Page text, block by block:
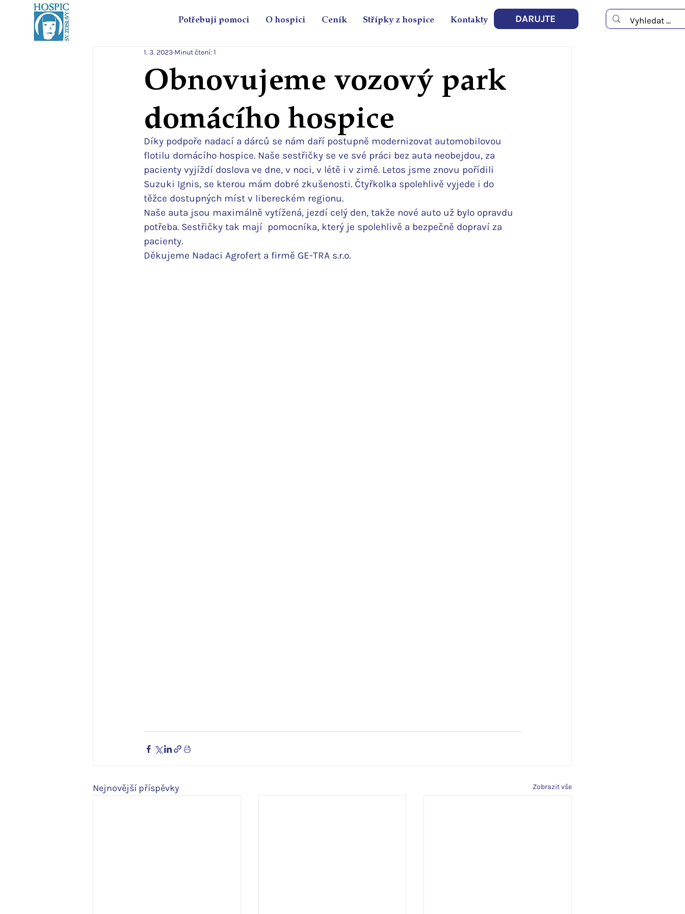
Potřebuji pomoci O hospici Ceník Střípky z hospice Kontakty DARUJTE
Obnovujeme vozový park
domácího hospice
1. 3. 2023 Minut čtení: 1
Díky podpoře nadací a dárců se nám daří postupně modernizovat automobilovou
flotilu domácího hospice. Naše sestřičky se ve své práci bez auta neobejdou, za
pacienty vyjíždí doslova ve dne, v noci, v létě i v zimě. Letos jsme znovu pořídili
Suzuki Ignis, se kterou mám dobré zkušenosti. Čtyřkolka spolehlivě vyjede i do
těžce dostupných míst v libereckém regionu.
Naše auta jsou maximálně vytížená, jezdí celý den, takže nové auto už bylo opravdu
potřeba. Sestřičky tak mají  pomocníka, který je spolehlivě a bezpečně dopraví za
pacienty.
Děkujeme Nadaci Agrofert a firmě GE-TRA s.r.o.
Nejnovější příspěvky Zobrazit vše